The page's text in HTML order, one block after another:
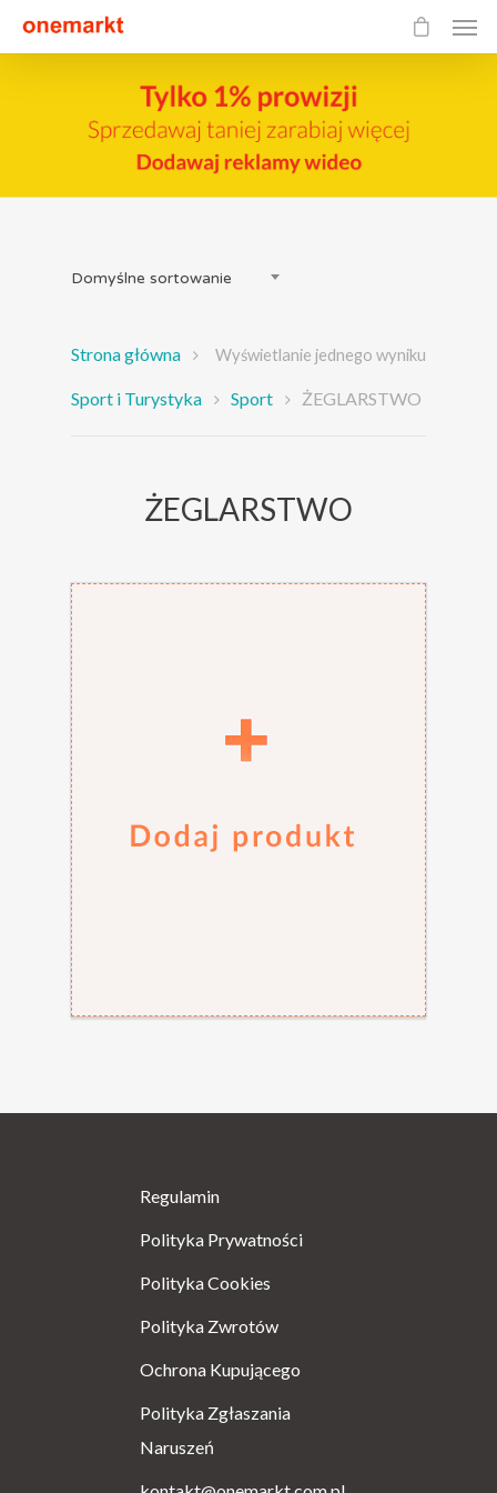
Domyślne sortowanie
Wyświetlanie jednego wyniku
Strona główna
Sport i Turystyka Sport ŻEGLARSTWO
ŻEGLARSTWO
Regulamin
Polityka Prywatności
Polityka Cookies
Polityka Zwrotów
Ochrona Kupującego
Polityka Zgłaszania
Naruszeń